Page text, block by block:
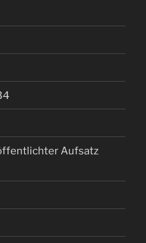
Aufsatz